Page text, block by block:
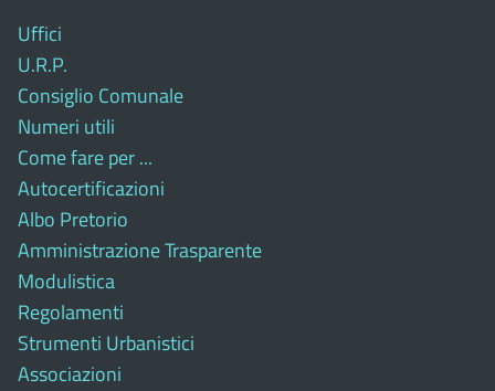
Uffici
U.R.P.
Consiglio Comunale
Numeri utili
Come fare per ...
Autocertificazioni
Albo Pretorio
Amministrazione Trasparente
Modulistica
Regolamenti
Strumenti Urbanistici
Associazioni